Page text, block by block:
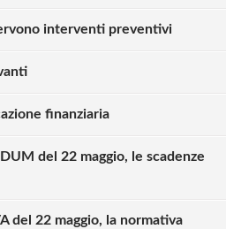
interventi preventivi
finanziaria
del 22 maggio, le scadenze
del 22 maggio, la normativa
possono